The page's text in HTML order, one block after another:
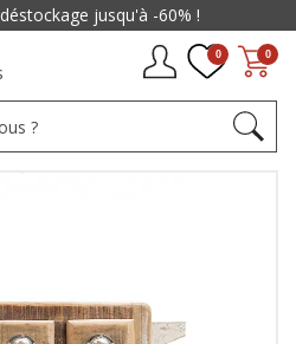
0
0
déstockage jusqu'à -60% !